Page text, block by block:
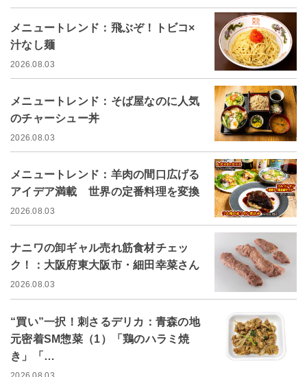
メニュートレンド：飛ぶぞ！トビコ×
汁なし麺
2026.08.03
メニュートレンド：そば屋なのに人気
のチャーシュー丼
2026.08.03
メニュートレンド：羊肉の間口広げる
アイデア満載 世界の定番料理を変換
2026.08.03
ナニワの卸ギャル売れ筋食材チェッ
ク！：大阪府東大阪市・細田幸菜さん
2026.08.03
“買い”一択！刺さるデリカ：青森の地
元密着SM惣菜（1）「鶏のハラミ焼
き」「…